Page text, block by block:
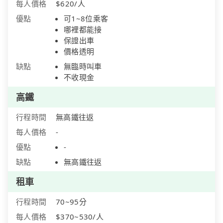
每人價格
$620/人
優點
可1~8位乘客
哪裡都能接
保證出車
價格透明
缺點
無臨時叫車
不收現金
高鐵
行程時間
無高鐵往返
每人價格
-
優點
-
缺點
無高鐵往返
租車
行程時間
70~95分
每人價格
$370~530/人